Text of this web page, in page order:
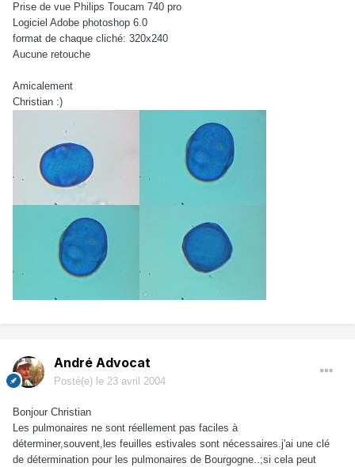
Prise de vue Philips Toucam 740 pro
Logiciel Adobe photoshop 6.0
format de chaque cliché: 320x240
Aucune retouche
Amicalement
Christian :)
André Advocat
Posté(e) le 23 avril 2004
Bonjour Christian
Les pulmonaires ne sont réellement pas faciles à
déterminer,souvent,les feuilles estivales sont nécessaires.j'ai une clé
de détermination pour les pulmonaires de Bourgogne..;si cela peut